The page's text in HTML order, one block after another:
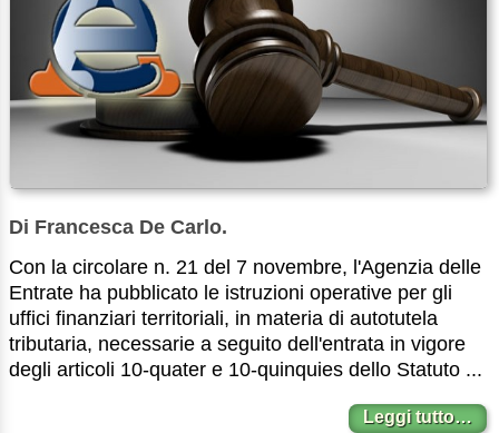
Di Francesca De Carlo.
Con la circolare n. 21 del 7 novembre, l'Agenzia delle
Entrate ha pubblicato le istruzioni operative per gli
uffici finanziari territoriali, in materia di autotutela
tributaria, necessarie a seguito dell'entrata in vigore
degli articoli 10-quater e 10-quinquies dello Statuto ...
Leggi tutto…